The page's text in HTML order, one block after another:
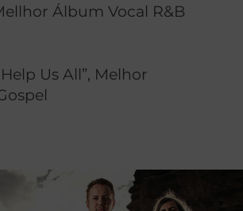
Álbum Vocal R&B
Us All”, Melhor